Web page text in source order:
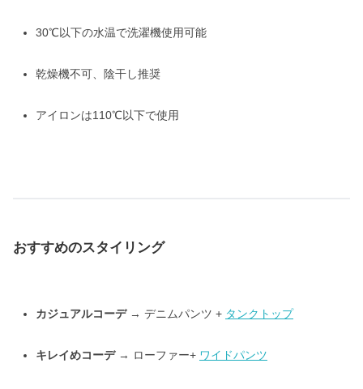
30℃以下の水温で洗濯機使用可能
乾燥機不可、陰干し推奨
アイロンは110℃以下で使用
おすすめのスタイリング
カジュアルコーデ→ デニムパンツ + タンクトップ
キレイめコーデ→ ローファー+ ワイドパンツ